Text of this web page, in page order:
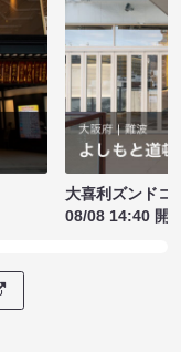
大喜利ズンドコ
08/08 14:40 開